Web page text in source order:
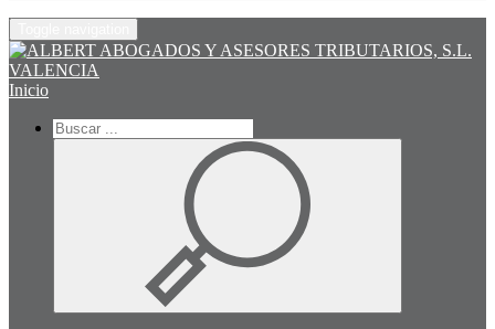
Inicio